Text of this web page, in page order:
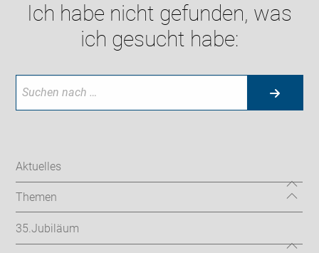
Ich habe nicht gefunden, was
ich gesucht habe:
Aktuelles
Themen
35.Jubiläum